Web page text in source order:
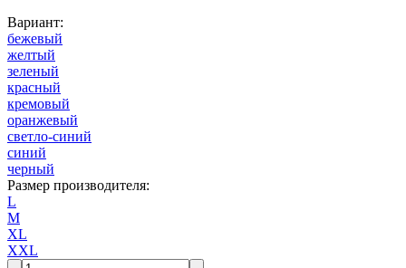
Вариант:
бежевый
желтый
зеленый
красный
кремовый
оранжевый
светло-синий
синий
черный
Размер производителя:
L
M
XL
XXL